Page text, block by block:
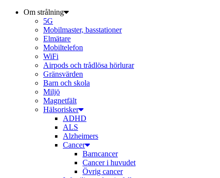
Om strålning
5G
Mobilmaster, basstationer
Elmätare
Mobiltelefon
WiFi
Airpods och trådlösa hörlurar
Gränsvärden
Barn och skola
Miljö
Magnetfält
Hälsorisker
ADHD
ALS
Alzheimers
Cancer
Barncancer
Cancer i huvudet
Övrig cancer